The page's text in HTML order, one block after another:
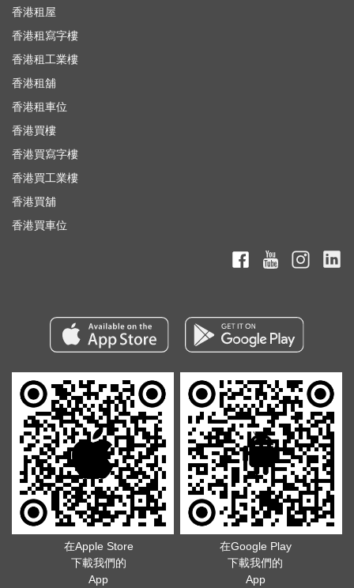
香港租屋
香港租寫字樓
香港租工業樓
香港租舖
香港租車位
香港買樓
香港買寫字樓
香港買工業樓
香港買舖
香港買車位
在Apple Store
下載我們的
App
在Google Play
下載我們的
App